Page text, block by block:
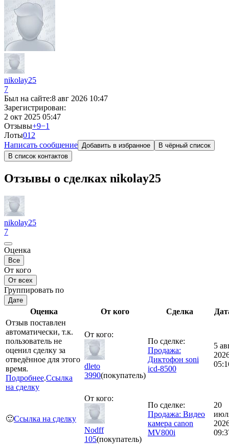
nikolay25
7
Был на сайте:8 авг 2026 10:47
Зарегистрирован:
2 окт 2025 05:47
Отзывы+9−1
Лоты012
Написать сообщение Добавить в избранное
В чёрный список
В список контактов
Отзывы о сделках nikolay25
nikolay25
7
Оценка
Все
От кого
От всех
Группировать по
Дате
Оценка От кого Сделка
Отзыв поставлен
автоматически, т.к.
пользователь не
оценил сделку за
отведённое для этого
время.
Подробнее.Ссылка
на сделку
От кого:
dleto
3990(покупатель)
По сделке:
Продажа:
Диктофон soni
icd-8500
5
🙂Ссылка на сделку
От кого:
Nodff
105(покупатель)
По сделке:
Продажа: Видео
камера canon
MV800i
20